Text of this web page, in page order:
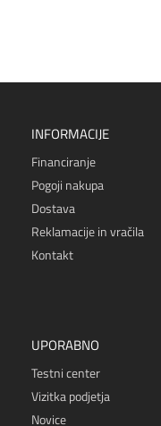
INFORMACIJE
Financiranje
Pogoji nakupa
Dostava
Reklamacije in vračila
Kontakt
UPORABNO
Testni center
Vizitka podjetja
Novice